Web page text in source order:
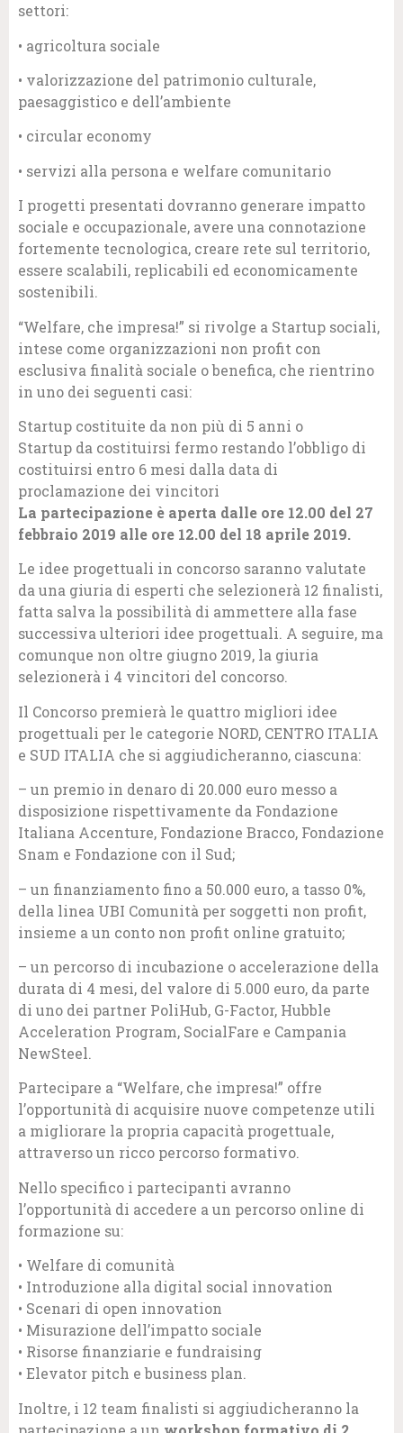
settori:
• agricoltura sociale
• valorizzazione del patrimonio culturale,
paesaggistico e dell’ambiente
• circular economy
• servizi alla persona e welfare comunitario
I progetti presentati dovranno generare impatto
sociale e occupazionale, avere una connotazione
fortemente tecnologica, creare rete sul territorio,
essere scalabili, replicabili ed economicamente
sostenibili.
“Welfare, che impresa!” si rivolge a Startup sociali,
intese come organizzazioni non profit con
esclusiva finalità sociale o benefica, che rientrino
in uno dei seguenti casi:
Startup costituite da non più di 5 anni o
Startup da costituirsi fermo restando l’obbligo di
costituirsi entro 6 mesi dalla data di
proclamazione dei vincitori
La partecipazione è aperta dalle ore 12.00 del 27
febbraio 2019 alle ore 12.00 del 18 aprile 2019.
Le idee progettuali in concorso saranno valutate
da una giuria di esperti che selezionerà 12 finalisti,
fatta salva la possibilità di ammettere alla fase
successiva ulteriori idee progettuali. A seguire, ma
comunque non oltre giugno 2019, la giuria
selezionerà i 4 vincitori del concorso.
Il Concorso premierà le quattro migliori idee
progettuali per le categorie NORD, CENTRO ITALIA
e SUD ITALIA che si aggiudicheranno, ciascuna:
– un premio in denaro di 20.000 euro messo a
disposizione rispettivamente da Fondazione
Italiana Accenture, Fondazione Bracco, Fondazione
Snam e Fondazione con il Sud;
– un finanziamento fino a 50.000 euro, a tasso 0%,
della linea UBI Comunità per soggetti non profit,
insieme a un conto non profit online gratuito;
– un percorso di incubazione o accelerazione della
durata di 4 mesi, del valore di 5.000 euro, da parte
di uno dei partner PoliHub, G-Factor, Hubble
Acceleration Program, SocialFare e Campania
NewSteel.
Partecipare a “Welfare, che impresa!” offre
l’opportunità di acquisire nuove competenze utili
a migliorare la propria capacità progettuale,
attraverso un ricco percorso formativo.
Nello specifico i partecipanti avranno
l’opportunità di accedere a un percorso online di
formazione su:
• Welfare di comunità
• Introduzione alla digital social innovation
• Scenari di open innovation
• Misurazione dell’impatto sociale
• Risorse finanziarie e fundraising
• Elevator pitch e business plan.
Inoltre, i 12 team finalisti si aggiudicheranno la